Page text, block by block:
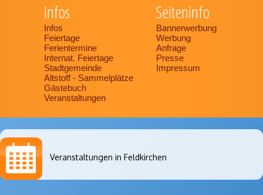
Infos
Infos
Feiertage
Ferientermine
Internat. Feiertage
Stadtgemeinde
Altstoff - Sammelplätze
Gästebuch
Veranstaltungen
Seiteninfo
Bannerwerbung
Werbung
Anfrage
Presse
Impressum
Veranstaltungen in Feldkirchen